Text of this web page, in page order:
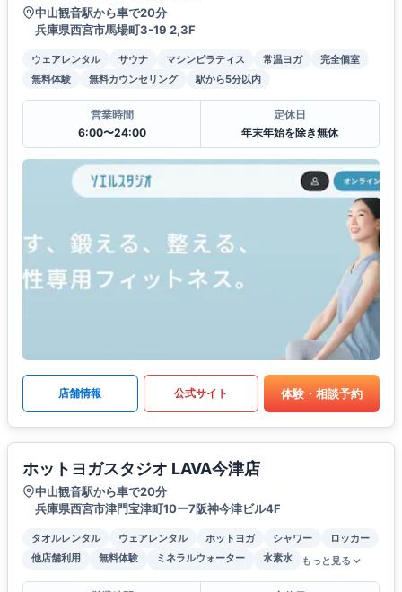
中山観音駅から車で20分
兵庫県西宮市馬場町3-19 2,3F
ウェアレンタル サウナ マシンピラティス 常温ヨガ
完全個室
無料体験
無料カウンセリング 駅から5分以内
営業時間
6:00〜24:00
定休日
年末年始を除き無休
店舗情報 公式サイト 体験・相談予約
ホットヨガスタジオ LAVA今津店
中山観音駅から車で20分
兵庫県西宮市津門宝津町10ー7阪神今津ビル4F
タオルレンタル ウェアレンタル ホットヨガ シャワー
ロッカー
他店舗利用
無料体験 ミネラルウォーター 水素水 もっと見る